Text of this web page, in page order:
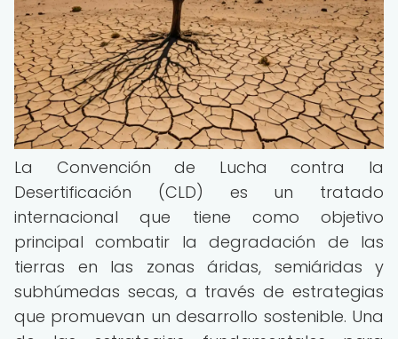
La Convención de Lucha contra la
Desertificación (CLD) es un tratado
internacional que tiene como objetivo
principal combatir la degradación de las
tierras en las zonas áridas, semiáridas y
subhúmedas secas, a través de estrategias
que promuevan un desarrollo sostenible. Una